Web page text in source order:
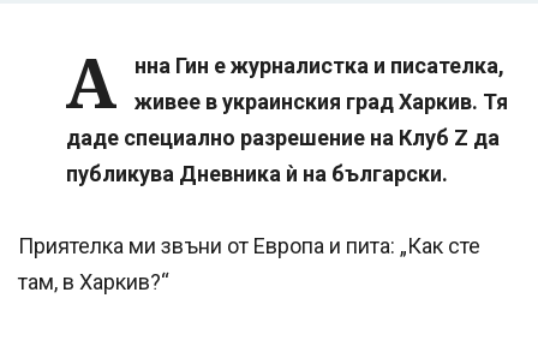
А
нна Гин е журналистка и писателка,
живее в украинския град Харкив. Тя
даде специално разрешение на Клуб Z да
публикува Дневника ѝ на български.
Приятелка ми звъни от Европа и пита: „Как сте
там, в Харкив?“